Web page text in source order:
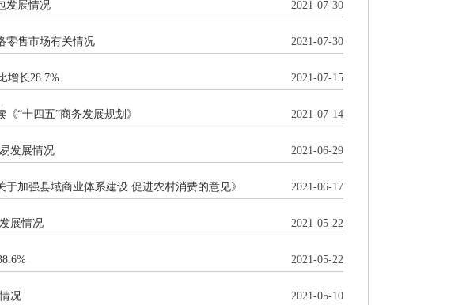
发展情况 2021-07-30
零售市场有关情况 2021-07-30
增长28.7% 2021-07-15
“十四五”商务发展规划》 2021-07-14
发展情况 2021-06-29
加强县域商业体系建设 促进农村消费的意见》 2021-06-17
展情况 2021-05-22
2021-05-22
况 2021-05-10